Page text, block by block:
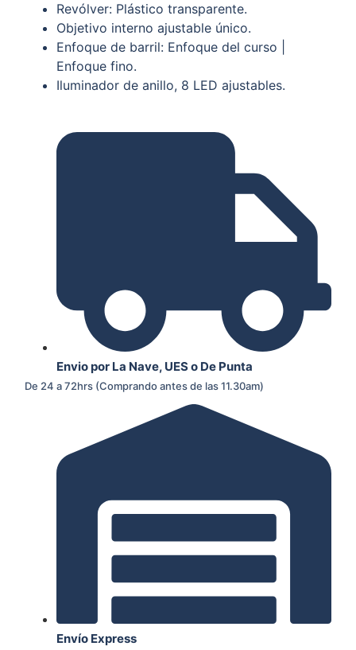
Revólver: Plástico transparente.
Objetivo interno ajustable único.
Enfoque de barril: Enfoque del curso |
Enfoque fino.
Iluminador de anillo, 8 LED ajustables.
Envio por La Nave, UES o De Punta
De 24 a 72hrs (Comprando antes de las 11.30am)
Envío Express